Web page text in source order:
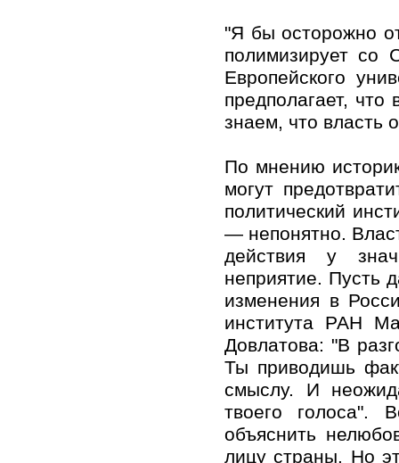
"Я бы осторожно
полимизирует со
Европейского
предполагает,
знаем, что власть
По мнению
могут
политический
— непонятно.
действия у
неприятие. Пусть
изменения в
института РАН
Довлатова: "В
Ты приводишь
смыслу. И
твоего
объяснить
лицу страны. Но